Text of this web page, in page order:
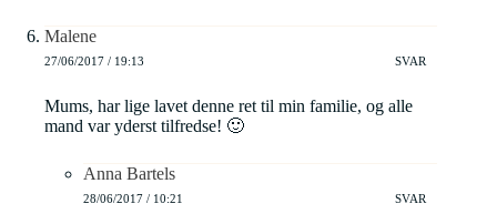
Malene
27/06/2017 / 19:13 SVAR
Mums, har lige lavet denne ret til min familie, og alle
mand var yderst tilfredse! 🙂
Anna Bartels
28/06/2017 / 10:21 SVAR